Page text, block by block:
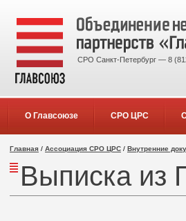
СРО Санкт-Петербург — 8
О Главсоюзе СРО ЦРС
Главная / Ассоциация СРО ЦРС / Внутренние
Выписка из